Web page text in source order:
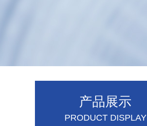
产品展示
PRODUCT DISPLAY